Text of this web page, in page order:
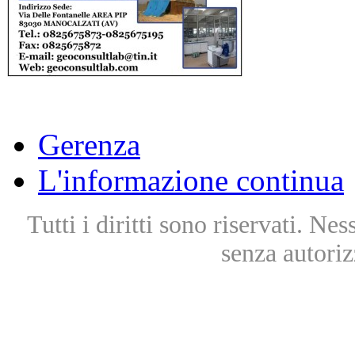
Gerenza
L'informazione continua
Tutti i diritti sono riservati.
senza